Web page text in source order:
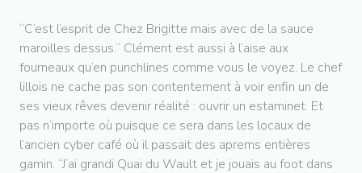
“C’est l’esprit de Chez Brigitte mais avec de la sauce
maroilles dessus.” Clément est aussi à l’aise aux
fourneaux qu’en punchlines comme vous le voyez. Le chef
lillois ne cache pas son contentement à voir enfin un de
ses vieux rêves devenir réalité : ouvrir un estaminet. Et
pas n’importe où puisque ce sera dans les locaux de
l’ancien cyber café où il passait des aprems entières
gamin. “J’ai grandi Quai du Wault et je jouais au foot dans